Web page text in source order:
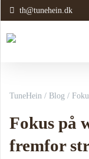
th@tunehein.dk
TuneHein / Blog /
Fokus på
fremfor